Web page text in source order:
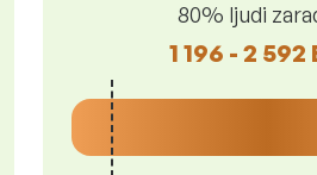
80% ljudi
1 196 - 2 592